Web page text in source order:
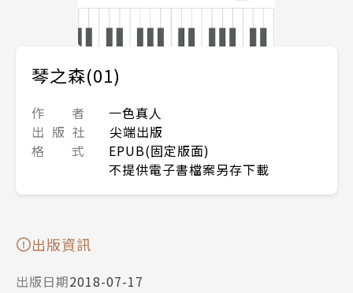
琴之森(01)
作 者
一色真人
出 版 社
尖端出版
格 式
EPUB(固定版面)
不提供電子書檔案另存下載
出版資訊
出版日期2018-07-17